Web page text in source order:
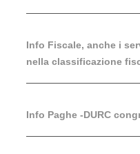
Info Fiscale, anche i
nella classificazione
Info Paghe -DURC